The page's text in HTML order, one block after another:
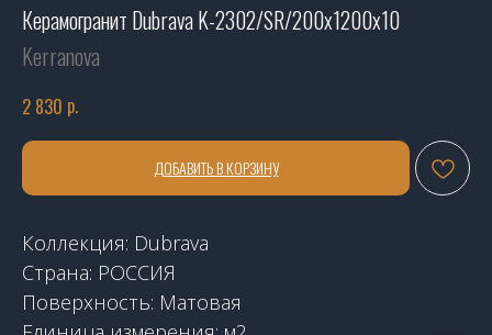
Керамогранит Dubrava K-2302/SR/200x1200x10
Kerranova
2 830 р.
ДОБАВИТЬ В КОРЗИНУ
Коллекция: Dubrava
Страна: РОССИЯ
Поверхность: Матовая